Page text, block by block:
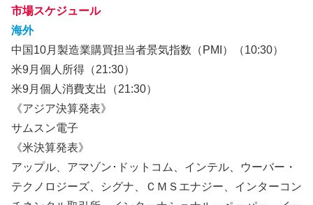
市場スケジュール
海外
中国10月製造業購買担当者景気指数（PMI）（10:30）
米9月個人所得（21:30）
米9月個人消費支出（21:30）
《アジア決算発表》
サムスン電子
《米決算発表》
アップル、アマゾン･ドットコム、インテル、ウーバー・
テクノロジーズ、シグナ、ＣＭＳエナジー、インターコン